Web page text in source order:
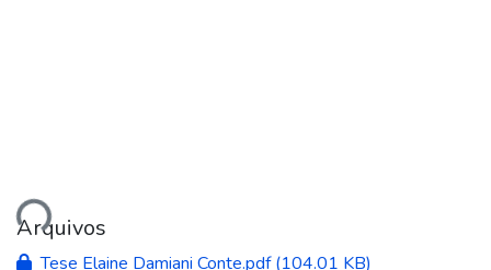
Carregando...
Arquivos
Tese Elaine Damiani Conte.pdf(104.01 KB)